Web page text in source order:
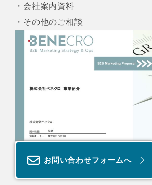
・会社案内資料
・その他のご相談
お問い合わせフォームへ